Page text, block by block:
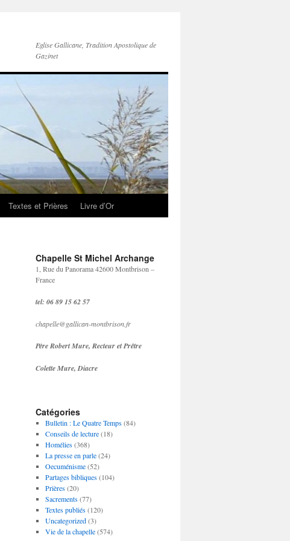
Eglise Gallicane, Tradition Apostolique de
Gazinet
Textes et Prières Livre d’Or
Chapelle St Michel Archange
1, Rue du Panorama 42600 Montbrison –
France
tel: 06 89 15 62 57
chapelle@gallican-montbrison.fr
Père Robert Mure, Recteur et Prêtre
Colette Mure, Diacre
Catégories
Bulletin : Le Quatre Temps(84)
Conseils de lecture(18)
Homélies(368)
La presse en parle(24)
Oecuménisme(52)
Partages bibliques(104)
Prières(20)
Sacrements(77)
Textes publiés(120)
Uncategorized(3)
Vie de la chapelle(574)